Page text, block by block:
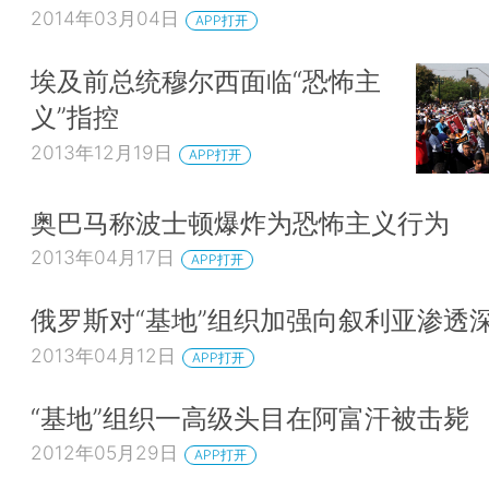
2014年03月04日 APP打开
埃及前总统穆尔西面临“恐怖主
义”指控
2013年12月19日 APP打开
奥巴马称波士顿爆炸为恐怖主义行为
2013年04月17日 APP打开
俄罗斯对“基地”组织加强向叙利亚渗透
2013年04月12日 APP打开
“基地”组织一高级头目在阿富汗被击毙
2012年05月29日 APP打开